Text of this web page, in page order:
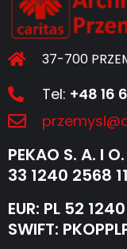
37-700
Tel: +48 16
PEKAO S. A. I
33 1240 2568
EUR: PL 52
SWIFT: